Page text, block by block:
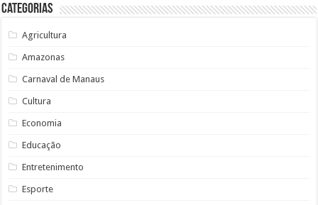
Categorias
Agricultura
Amazonas
Carnaval de Manaus
Cultura
Economia
Educação
Entretenimento
Esporte